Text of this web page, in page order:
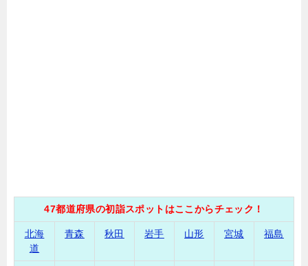
47都道府県の初詣スポットはここからチェック！
北海
道
青森 秋田 岩手 山形 宮城 福島